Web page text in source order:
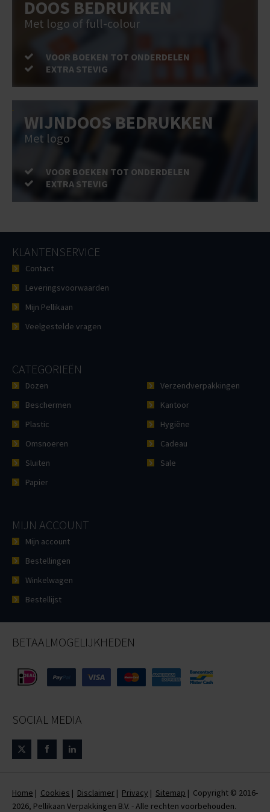
DOOS BEDRUKKEN
Met logo of full-colour
VOOR BOEKEN TOT ONDERDELEN
EXTRA STEVIG
WIJNDOOS BEDRUKKEN
Met logo
VOOR BOEKEN TOT ONDERDELEN
EXTRA STEVIG
KLANTENSERVICE
Contact
Leveringsvoorwaarden
Mijn Pellikaan
Veelgestelde vragen
CATEGORIEËN
Dozen
Beschermen
Plastic
Omsnoeren
Sluiten
Papier
Verzendverpakkingen
Kantoor
Hygiëne
Cadeau
Sale
MIJN ACCOUNT
Mijn account
Bestellingen
Winkelwagen
Bestellijst
BETAALMOGELIJKHEDEN
SOCIAL MEDIA
Home | Cookies | Disclaimer | Privacy | Sitemap | Copyright © 2016-
2026, Pellikaan Verpakkingen B.V. - Alle rechten voorbehouden.